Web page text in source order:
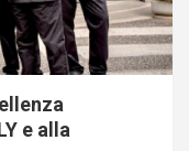
e alla